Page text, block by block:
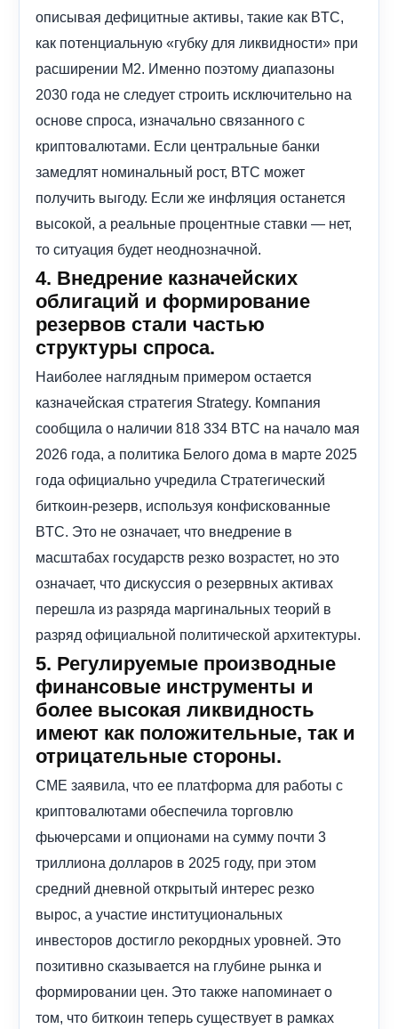
описывая дефицитные активы, такие как BTC,
как потенциальную «губку для ликвидности» при
расширении M2. Именно поэтому диапазоны
2030 года не следует строить исключительно на
основе спроса, изначально связанного с
криптовалютами. Если центральные банки
замедлят номинальный рост, BTC может
получить выгоду. Если же инфляция останется
высокой, а реальные процентные ставки — нет,
то ситуация будет неоднозначной.
4. Внедрение казначейских
облигаций и формирование
резервов стали частью
структуры спроса.
Наиболее наглядным примером остается
казначейская стратегия Strategy. Компания
сообщила о наличии 818 334 BTC на начало мая
2026 года, а политика Белого дома в марте 2025
года официально учредила Стратегический
биткоин-резерв, используя конфискованные
BTC. Это не означает, что внедрение в
масштабах государств резко возрастет, но это
означает, что дискуссия о резервных активах
перешла из разряда маргинальных теорий в
разряд официальной политической архитектуры.
5. Регулируемые производные
финансовые инструменты и
более высокая ликвидность
имеют как положительные, так и
отрицательные стороны.
CME заявила, что ее платформа для работы с
криптовалютами обеспечила торговлю
фьючерсами и опционами на сумму почти 3
триллиона долларов в 2025 году, при этом
средний дневной открытый интерес резко
вырос, а участие институциональных
инвесторов достигло рекордных уровней. Это
позитивно сказывается на глубине рынка и
формировании цен. Это также напоминает о
том, что биткоин теперь существует в рамках